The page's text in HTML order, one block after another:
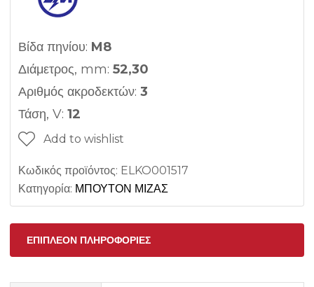
Βίδα πηνίου: M8
Διάμετρος, mm: 52,30
Αριθμός ακροδεκτών: 3
Τάση, V: 12
Add to wishlist
Κωδικός προϊόντος: ELKO001517
Κατηγορία: ΜΠΟΥΤΟΝ ΜΙΖΑΣ
ΕΠΙΠΛΈΟΝ ΠΛΗΡΟΦΟΡΊΕΣ